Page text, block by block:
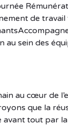
de travail
au sein des
au cœur de
que la
avant tout par